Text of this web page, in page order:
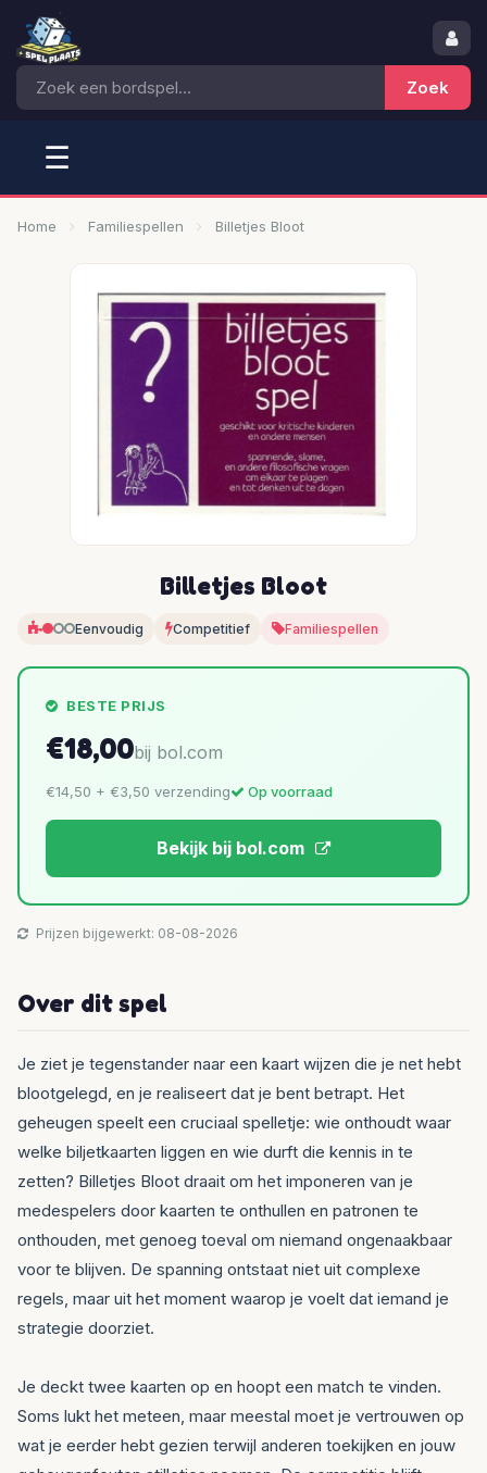
☰
Home Familiespellen Billetjes Bloot
Billetjes Bloot
Eenvoudig Competitief Familiespellen
BESTE PRIJS
€18,00bij bol.com
€14,50 + €3,50 verzending Op voorraad
Bekijk bij bol.com
Prijzen bijgewerkt: 08-08-2026
Over dit spel
Je ziet je tegenstander naar een kaart wijzen die je net hebt
blootgelegd, en je realiseert dat je bent betrapt. Het
geheugen speelt een cruciaal spelletje: wie onthoudt waar
welke biljetkaarten liggen en wie durft die kennis in te
zetten? Billetjes Bloot draait om het imponeren van je
medespelers door kaarten te onthullen en patronen te
onthouden, met genoeg toeval om niemand ongenaakbaar
voor te blijven. De spanning ontstaat niet uit complexe
regels, maar uit het moment waarop je voelt dat iemand je
strategie doorziet.
Je deckt twee kaarten op en hoopt een match te vinden.
Soms lukt het meteen, maar meestal moet je vertrouwen op
wat je eerder hebt gezien terwijl anderen toekijken en jouw